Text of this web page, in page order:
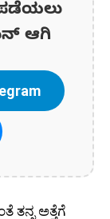
ಆಗಿ
ಅತ್ತೆಗೆ